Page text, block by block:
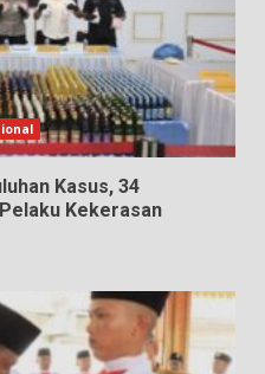
Kasus, 34
Kekerasan